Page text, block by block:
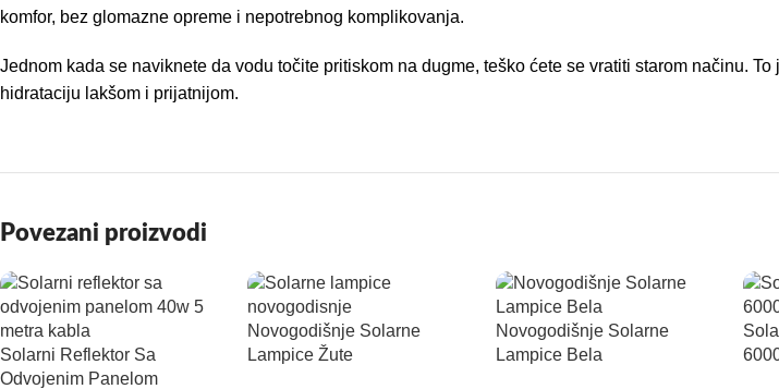
komfor, bez glomazne opreme i nepotrebnog komplikovanja.
Jednom kada se naviknete da vodu točite pritiskom na dugme, teško ćete se vratiti starom načinu.
hidrataciju lakšom i prijatnijom.
Povezani proizvodi
Solarni Reflektor Sa
Odvojenim Panelom
Novogodišnje Solarne
Lampice Žute
Novogodišnje Solarne
Lampice Bela